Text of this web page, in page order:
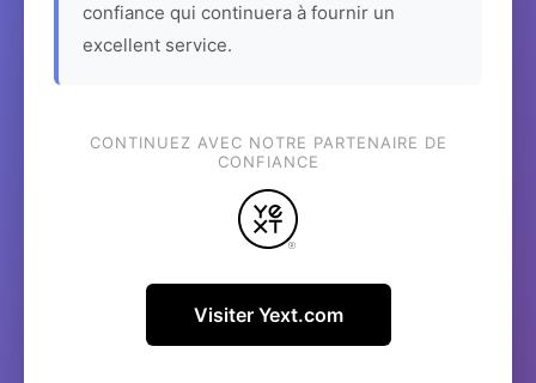
confiance qui continuera à fournir un
excellent service.
CONTINUEZ AVEC NOTRE PARTENAIRE DE
CONFIANCE
Visiter Yext.com